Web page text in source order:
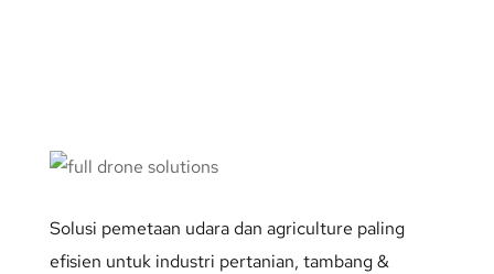
Solusi pemetaan udara dan agriculture paling
efisien untuk industri pertanian, tambang &